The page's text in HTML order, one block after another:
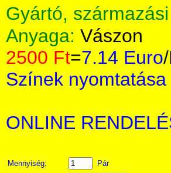
Gyártó,
Anyaga: Vászon
2500 Ft=7.14 Euro
Színek nyomtatása
ONLINE
Mennyiség:
Pár